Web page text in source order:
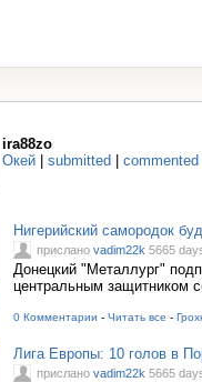
ira88zo
Окей
submitted commented
Нигерийский самородок
прислано vadim22k 5665
Донецкий "Металлург"
центральным защитником
0 Комментарии - Читать все -
Лига Европы: 10 голов в
прислано vadim22k 5665